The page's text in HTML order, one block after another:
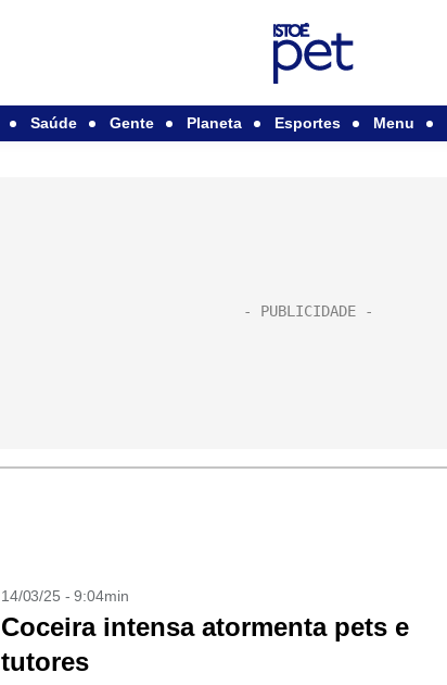
Saúde Gente Planeta Esportes Menu
14/03/25 - 9:04min
Coceira intensa atormenta pets e
tutores